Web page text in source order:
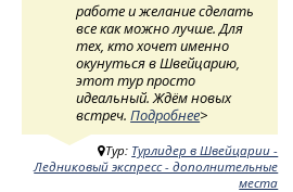
работе и желание сделать
все как можно лучше. Для
тех, кто хочет именно
окунуться в Швейцарию,
этот тур просто
идеальный. Ждём новых
встреч.Подробнее>
Тур: Турлидер в Швейцарии -
Ледниковый экспресс - дополнительные
места